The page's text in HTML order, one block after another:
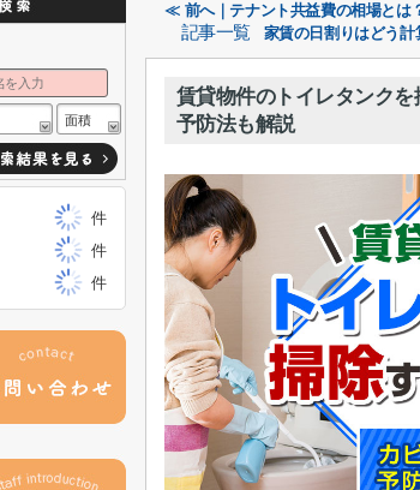
≪ 前へ｜テナント共益費の相場とは
記事一覧 家賃の日割りはどう
賃貸物件のトイレタンク
予防法も解説
面積
件
件
件